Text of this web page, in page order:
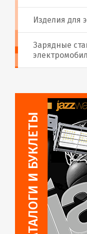
Изделия для
Зарядные